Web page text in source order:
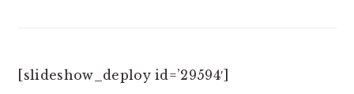
[slideshow_deploy id=’29594′]